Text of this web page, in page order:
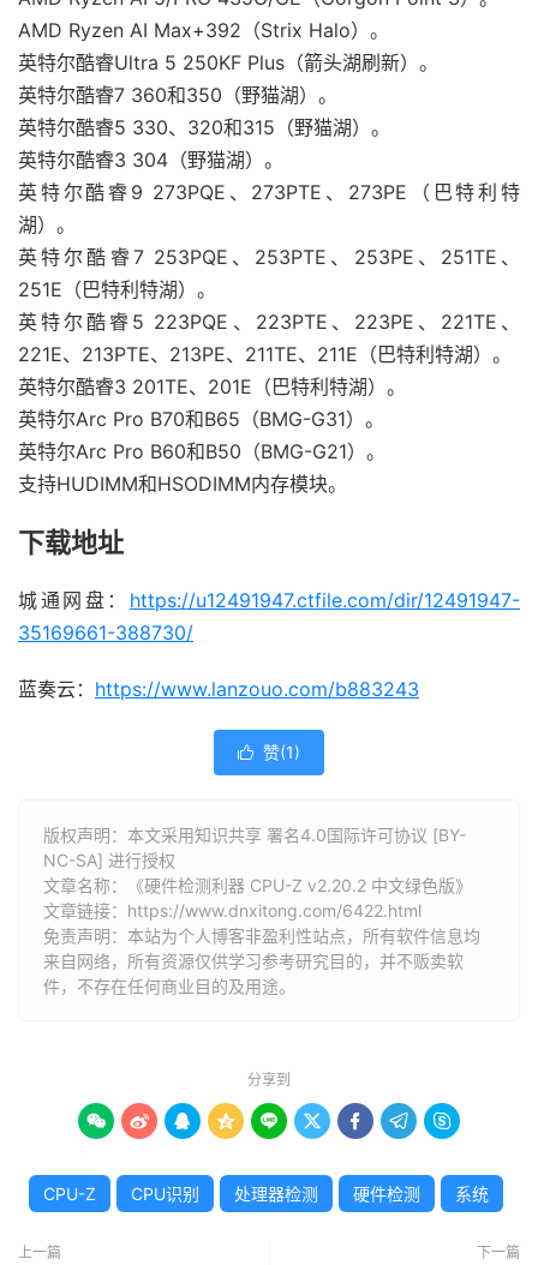
AMD Ryzen AI Max+392（Strix Halo）。
英特尔酷睿Ultra 5 250KF Plus（箭头湖刷新）。
英特尔酷睿7 360和350（野猫湖）。
英特尔酷睿5 330、320和315（野猫湖）。
英特尔酷睿3 304（野猫湖）。
英特尔酷睿9 273PQE、273PTE、273PE（巴特利特
湖）。
英特尔酷睿7 253PQE、253PTE、253PE、251TE、
251E（巴特利特湖）。
英特尔酷睿5 223PQE、223PTE、223PE、221TE、
221E、213PTE、213PE、211TE、211E（巴特利特湖）。
英特尔酷睿3 201TE、201E（巴特利特湖）。
英特尔Arc Pro B70和B65（BMG-G31）。
英特尔Arc Pro B60和B50（BMG-G21）。
支持HUDIMM和HSODIMM内存模块。
下载地址
城通网盘： https://u12491947.ctfile.com/dir/12491947-
35169661-388730/
蓝奏云： https://www.lanzouo.com/b883243
 赞(1)
版权声明：本文采用知识共享 署名4.0国际许可协议 [BY-
NC-SA] 进行授权
文章名称：《硬件检测利器 CPU-Z v2.20.2 中文绿色版》
文章链接： https://www.dnxitong.com/6422.html
免责声明：本站为个人博客非盈利性站点，所有软件信息均
来自网络，所有资源仅供学习参考研究目的，并不贩卖软
件，不存在任何商业目的及用途。
分享到
        
CPU-Z CPU识别 处理器检测 硬件检测 系统
上一篇 下一篇